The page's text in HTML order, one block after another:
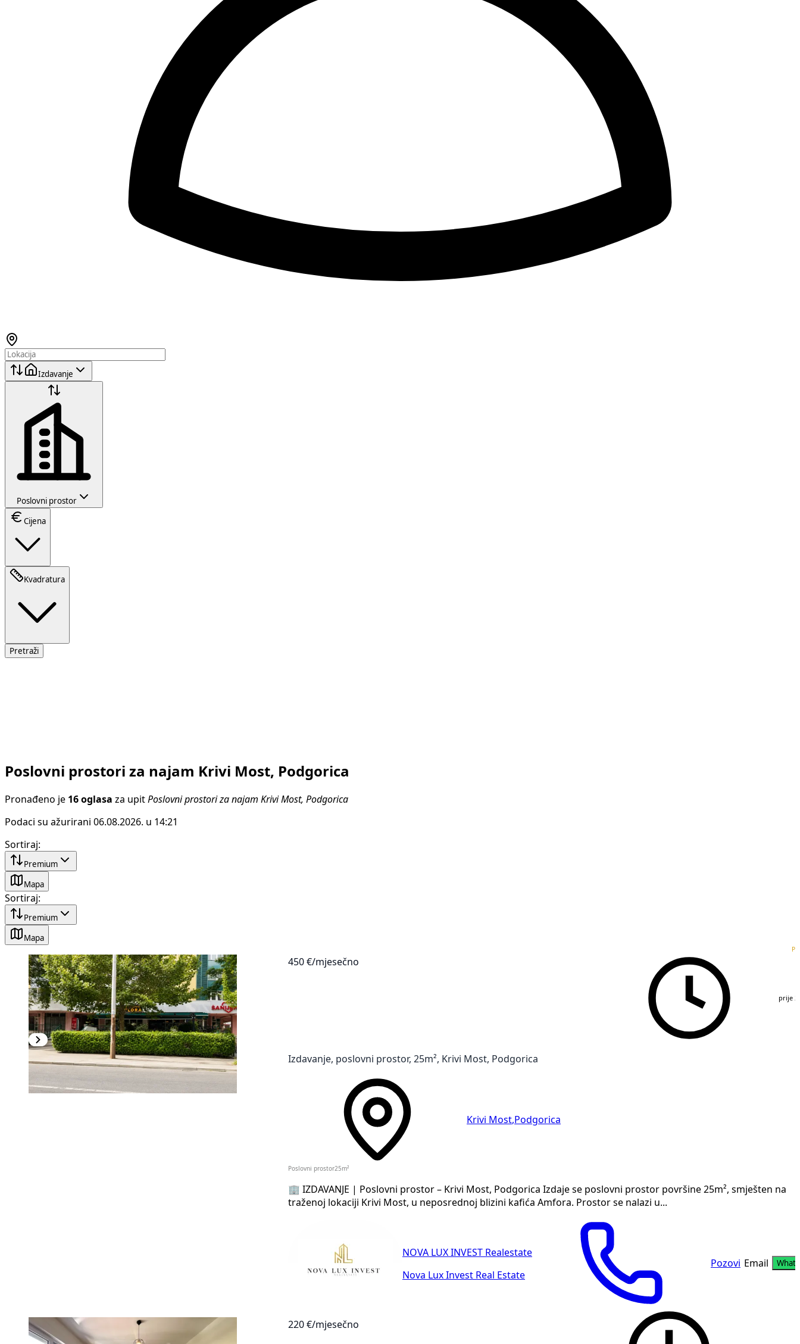
Izdavanje
Poslovni prostor
Cijena
Kvadratura
Pretraži
Poslovni prostori za najam Krivi Most, Podgorica
Pronađeno je 16 oglasa za upit Poslovni prostori za najam Krivi Most, Podgorica
Podaci su ažurirani 06.08.2026. u 14:21
Sortiraj:
Premium
Mapa
Sortiraj:
Premium
Mapa
450 €/mjesečno
prije
Izdavanje, poslovni prostor, 25m², Krivi Most, Podgorica
Krivi Most Podgorica
Poslovni prostor25 m²
🏢 IZDAVANJE | Poslovni prostor – Krivi Most, Podgorica Izdaje se poslovni prostor površine 25m², smješten na
traženoj lokaciji Krivi Most, u neposrednoj blizini kafića Amfora. Prostor se nalazi u...
NOVA LUX INVEST Realestate
Nova Lux Invest Real Estate
Pozovi Email
220 €/mjesečno